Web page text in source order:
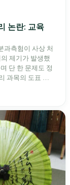
논란: 교육
과측험이 사상 처
제기가 발생했
단 한 문제도 정
과목의 도표 오
만 답했다. 국회